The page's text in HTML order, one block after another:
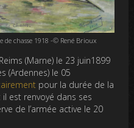
de chasse 1918 -© René Brioux
(Marne) le 23 juin1899
(Ardennes) le 05
pour la durée de la
est renvoyé dans ses
de l’armée active le 20